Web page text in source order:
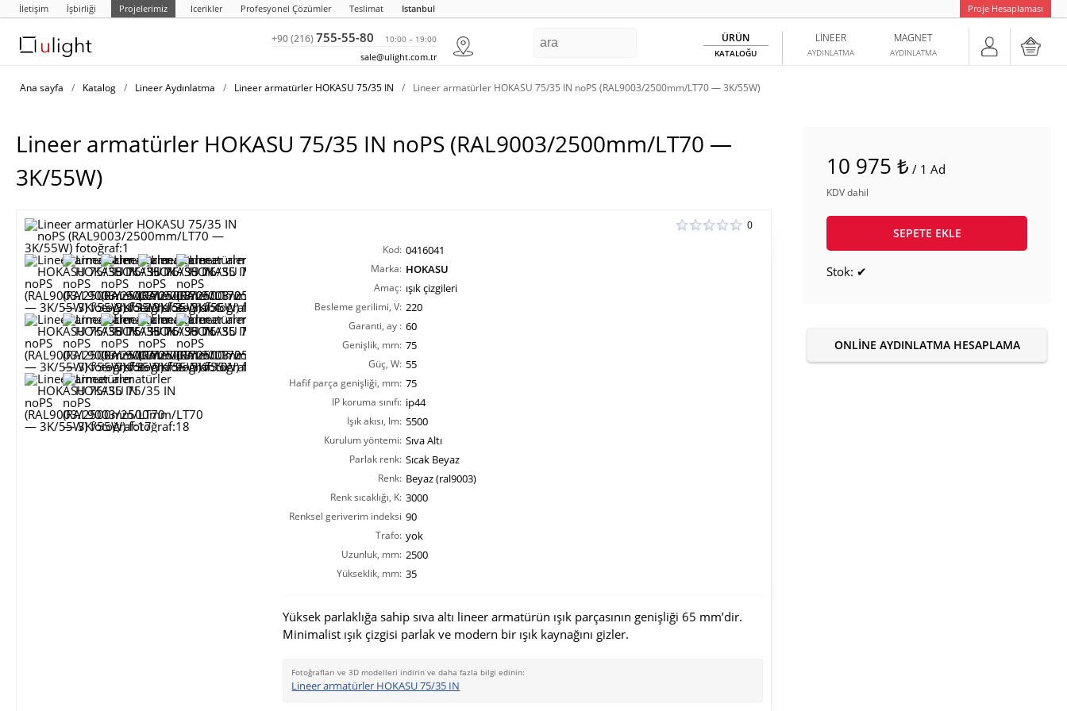
İletişim İşbirliği Projelerimiz Icerikler Profesyonel Çözümler Teslimat Istanbul Proje Hesaplaması
+90 (216)755-55-80 10:00 – 19:00
sale@ulight.com.tr
MAGNET
AYDINLATMA
LINEER
AYDINLATMA
ÜRÜN
KATALOĞU
Ana sayfa / Katalog / Lineer Aydınlatma / Lineer armatürler HOKASU 75/35 IN / Lineer armatürler HOKASU 75/35 IN noPS (RAL9003/2500mm/LT70 — 3K/55W)
Lineer armatürler HOKASU 75/35 IN noPS (RAL9003/2500mm/LT70 —
3K/55W)
0
Kod: 0416041
Marka: HOKASU
Amaç: ışık çizgileri
Besleme gerilimi, V: 220
Garanti, ay : 60
Genişlik, mm: 75
Güç, W: 55
Hafif parça genişliği, mm: 75
IP koruma sınıfı: ip44
Işık akısı, lm: 5500
Kurulum yöntemi: Sıva Altı
Parlak renk: Sıcak Beyaz
Renk: Beyaz (ral9003)
Renk sıcaklığı, K: 3000
Renksel geriverim indeksi
CRI(Ra):
90
Trafo: yok
Uzunluk, mm: 2500
Yükseklik, mm: 35
Yüksek parlaklığa sahip sıva altı lineer armatürün ışık parçasının genişliği 65 mm’dir.
Minimalist ışık çizgisi parlak ve modern bir ışık kaynağını gizler.
Fotoğrafları ve 3D modelleri indirin ve daha fazla bilgi edinin:
Lineer armatürler HOKASU 75/35 IN
10 975 ₺ / 1 Ad
KDV dahil
SEPETE EKLE
Stok: ✔
ONLINE AYDINLATMA HESAPLAMA